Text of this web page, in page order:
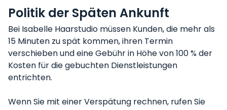
Politik der Späten Ankunft
Bei Isabelle Haarstudio müssen Kunden, die mehr als
15 Minuten zu spät kommen, ihren Termin
verschieben und eine Gebühr in Höhe von 100 % der
Kosten für die gebuchten Dienstleistungen
entrichten.
Wenn Sie mit einer Verspätung rechnen, rufen Sie